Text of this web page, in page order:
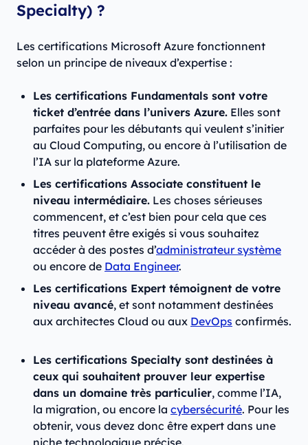
Specialty) ?
Les certifications Microsoft Azure fonctionnent
selon un principe de niveaux d’expertise :
Les certifications Fundamentals sont votre
ticket d’entrée dans l’univers Azure. Elles sont
parfaites pour les débutants qui veulent s’initier
au Cloud Computing, ou encore à l’utilisation de
l’IA sur la plateforme Azure.
Les certifications Associate constituent le
niveau intermédiaire. Les choses sérieuses
commencent, et c’est bien pour cela que ces
titres peuvent être exigés si vous souhaitez
accéder à des postes d’administrateur système
ou encore de Data Engineer.
Les certifications Expert témoignent de votre
niveau avancé, et sont notamment destinées
aux architectes Cloud ou aux DevOps confirmés.
Les certifications Specialty sont destinées à
ceux qui souhaitent prouver leur expertise
dans un domaine très particulier, comme l’IA,
la migration, ou encore la cybersécurité. Pour les
obtenir, vous devez donc être expert dans une